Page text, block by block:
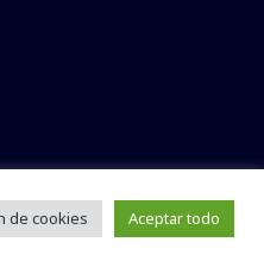
fuente.
de cookies Aceptar todo